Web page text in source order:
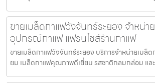
ขายเมล็ดกาแฟวังจันทร์ระยอง จำหน่า
อุปกรณ์กาแฟ แฟรนไชส์ร้านกาแฟ
ขายเมล็ดกาแฟวังจันทร์ระยอง บริการจำหน่ายเมล็ด
ยม เมล็ดกาแฟคุณภาพดีเยี่ยม รสชาติกลมกล่อม และ